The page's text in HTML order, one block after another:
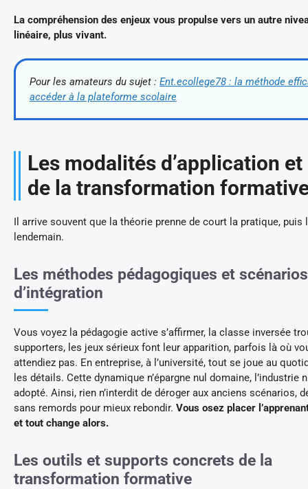
La compréhension des enjeux vous propulse vers un autre
linéaire, plus vivant.
Pour les amateurs du sujet : Ent.ecollege78 : la méthode
accéder à la plateforme scolaire
Les modalités d’application
de la transformation
Il arrive souvent que la théorie prenne de court la pratique, puis
lendemain.
Les méthodes pédagogiques et scénarios
d’intégration
Vous voyez la pédagogie active s’affirmer, la classe inversée
supporters, les jeux sérieux font leur apparition, parfois là où
attendiez pas. En entreprise, à l’université, tout se joue au
les détails. Cette dynamique n’épargne nul domaine, l’industrie
adopté. Ainsi, rien n’interdit de déroger aux anciens scénarios,
sans remords pour mieux rebondir. Vous osez placer
et tout change alors.
Les outils et supports concrets de la
transformation formative